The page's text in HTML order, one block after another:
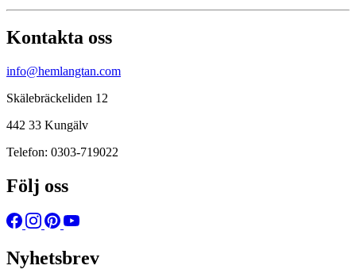
Kontakta oss
info@hemlangtan.com
Skälebräckeliden 12
442 33 Kungälv
Telefon: 0303-719022
Följ oss
Nyhetsbrev